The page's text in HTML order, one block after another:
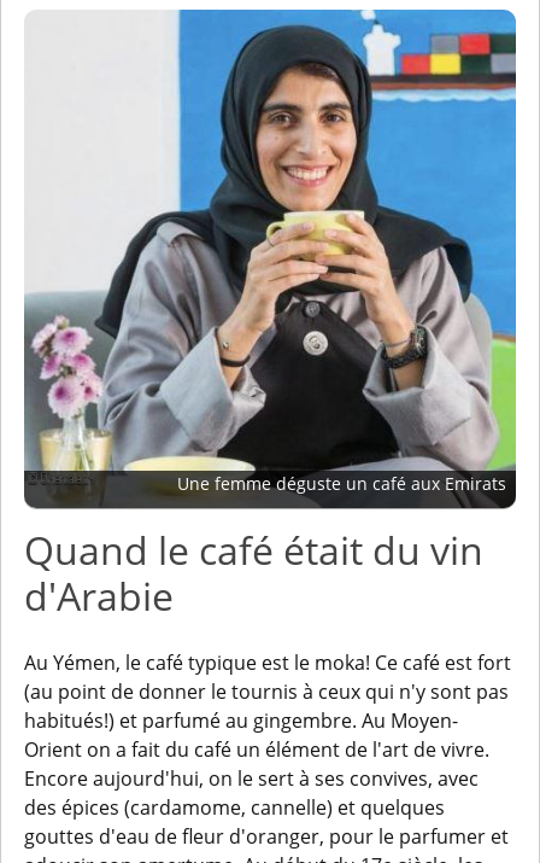
Une femme déguste un café aux Emirats
Quand le café était du vin
d'Arabie
Au Yémen, le café typique est le moka! Ce café est fort
(au point de donner le tournis à ceux qui n'y sont pas
habitués!) et parfumé au gingembre. Au Moyen-
Orient on a fait du café un élément de l'art de vivre.
Encore aujourd'hui, on le sert à ses convives, avec
des épices (cardamome, cannelle) et quelques
gouttes d'eau de fleur d'oranger, pour le parfumer et